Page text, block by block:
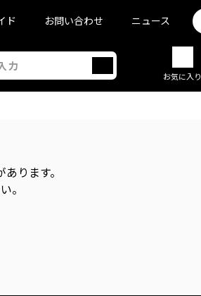
ド お問い合わせ ニュース
お気に入り
ります。
。